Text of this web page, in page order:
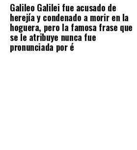
Galileo Galilei fue acusado de
herejía y condenado a morir en la
hoguera, pero la famosa frase que
se le atribuye nunca fue
pronunciada por é